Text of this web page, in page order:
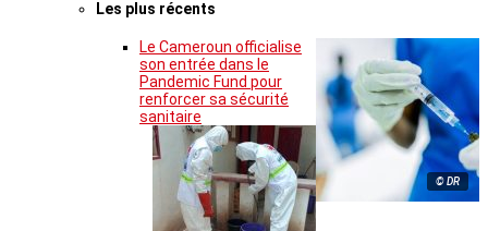
Les plus récents
© DR
Le Cameroun officialise
son entrée dans le
Pandemic Fund pour
renforcer sa sécurité
sanitaire